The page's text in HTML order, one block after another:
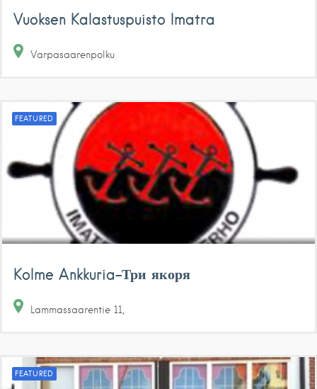
Vuoksen Kalastuspuisto Imatra
Varpasaarenpolku
FEATURED
Kolme Ankkuria-Три якоря
Lammassaarentie 11
FEATURED